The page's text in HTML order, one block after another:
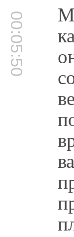
00:05:50